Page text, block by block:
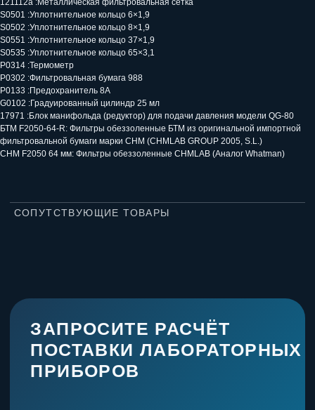
121112a :Металлическая фильтровальная сетка
S0501 :Уплотнительное кольцо 6×1,9
S0502 :Уплотнительное кольцо 8×1,9
S0551 :Уплотнительное кольцо 37×1,9
S0535 :Уплотнительное кольцо 65×3,1
P0314 :Термометр
P0302 :Фильтровальная бумага 988
P0133 :Предохранитель 8A
G0102 :Градуированный цилиндр 25 мл
17971 :Блок манифольда (редуктор) для подачи давления модели QG-80
БТМ F2050-64-R: Фильтры обеззоленные БТМ из оригинальной импортной
фильтровальной бумаги марки CHM (CHMLAB GROUP 2005, S.L.)
CHM F2050 64 мм: Фильтры обеззоленные CHMLAB (Аналог Whatman)
Запросить расчет
Связаться с нами:
+7 (993) 339-35-10
info@pg-lab.ru